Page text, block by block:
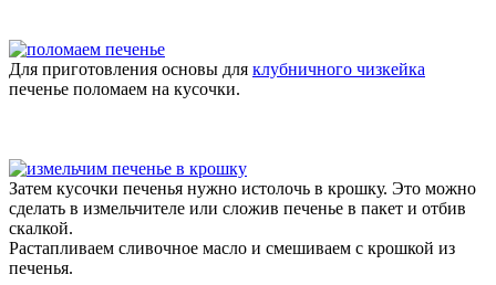
Для приготовления основы для клубничного чизкейка
печенье поломаем на кусочки.
Затем кусочки печенья нужно истолочь в крошку. Это можно
сделать в измельчителе или сложив печенье в пакет и отбив
скалкой.
Растапливаем сливочное масло и смешиваем с крошкой из
печенья.